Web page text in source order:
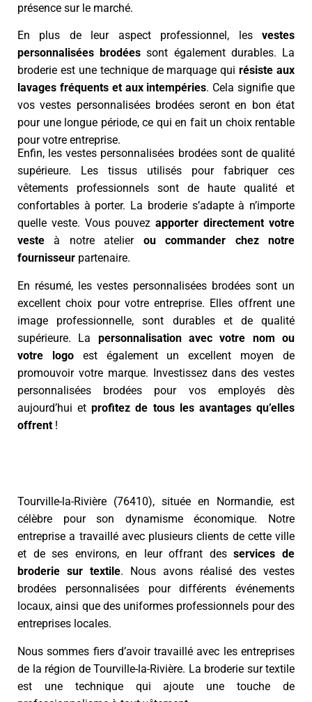
présence sur le marché.
En plus de leur aspect professionnel, les vestes
personnalisées brodées sont également durables. La
broderie est une technique de marquage quirésiste aux
lavages fréquents et aux intempéries. Cela signifie que
vos vestes personnalisées brodées seront en bon état
pour une longue période, ce qui en fait un choix rentable
pour votre entreprise.
Enfin, les vestes personnalisées brodées sont de qualité
supérieure. Les tissus utilisés pour fabriquer ces
vêtements professionnels sont de haute qualité et
confortables à porter. La broderie s’adapte à n’importe
quelle veste. Vous pouvez apporter directement votre
veste à notre atelier ou commander chez notre
fournisseur partenaire.
En résumé, les vestes personnalisées brodées sont un
excellent choix pour votre entreprise. Elles offrent une
image professionnelle, sont durables et de qualité
supérieure. La personnalisation avec votre nom ou
votre logoest également un excellent moyen de
promouvoir votre marque. Investissez dans des vestes
personnalisées brodées pour vos employés dès
aujourd’hui etprofitez de tous les avantages qu’elles
offrent !
Tourville-la-Rivière (76410), située en Normandie, est
célèbre pour son dynamisme économique. Notre
entreprise a travaillé avec plusieurs clients de cette ville
et de ses environs, en leur offrant desservices de
broderie sur textile. Nous avons réalisé des vestes
brodées personnalisées pour différents événements
locaux, ainsi que des uniformes professionnels pour des
entreprises locales.
Nous sommes fiers d’avoir travaillé avec les entreprises
de la région de Tourville-la-Rivière. La broderie sur textile
est une technique qui ajoute une touche de